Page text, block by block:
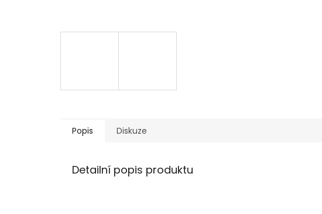
Popis Diskuze
Detailní popis produktu